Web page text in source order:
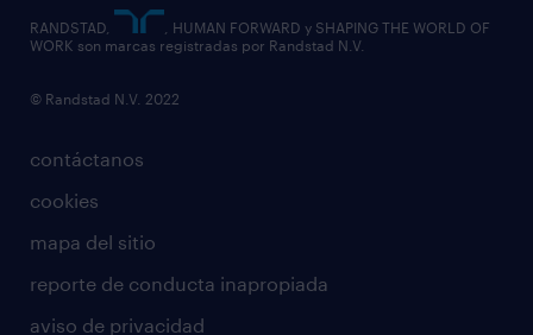
contáctanos
cookies
mapa del sitio
reporte de conducta inapropiada
aviso de privacidad
RANDSTAD,
, HUMAN FORWARD y SHAPING THE WORLD OF
WORK son marcas registradas por Randstad N.V.
© Randstad N.V. 2022